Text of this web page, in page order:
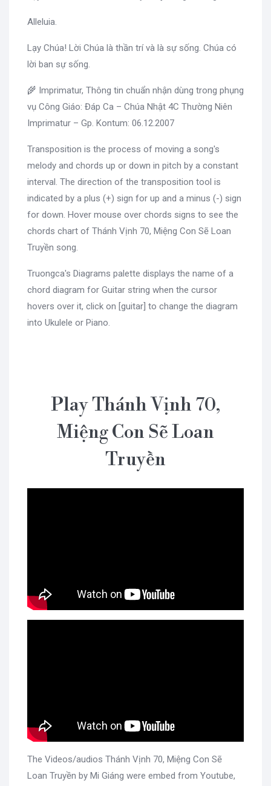
Alleluia.
Lạy Chúa! Lời Chúa là thần trí và là sự sống. Chúa có
lời ban sự sống.
🌾 Imprimatur, Thông tin chuẩn nhận dùng trong phụng
vụ Công Giáo: Đáp Ca – Chúa Nhật 4C Thường Niên
Imprimatur – Gp. Kontum: 06.12.2007
Transposition is the process of moving a song's
melody and chords up or down in pitch by a constant
interval. The direction of the transposition tool is
indicated by a plus (+) sign for up and a minus (-) sign
for down. Hover mouse over chords signs to see the
chords chart of Thánh Vịnh 70, Miệng Con Sẽ Loan
Truyền song.
Truongca's Diagrams palette displays the name of a
chord diagram for Guitar string when the cursor
hovers over it, click on [guitar] to change the diagram
into Ukulele or Piano.
Play Thánh Vịnh 70,
Miệng Con Sẽ Loan
Truyền
The Videos/audios Thánh Vịnh 70, Miệng Con Sẽ
Loan Truyền by Mi Giáng were embed from Youtube,